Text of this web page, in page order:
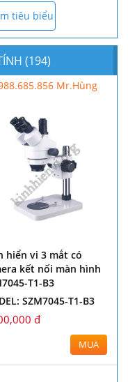
tiêu biểu
(194)
Mr.Hùng
hiển vi 3 mắt có
kết nối màn hình
T1-B3
SZM7045-T1-B3
đ
MUA